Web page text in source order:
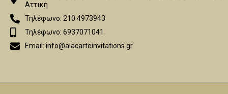
Αττική
Τηλέφωνο: 210 4973943
Τηλέφωνο: 6937071041
Email: info@alacarteinvitations.gr